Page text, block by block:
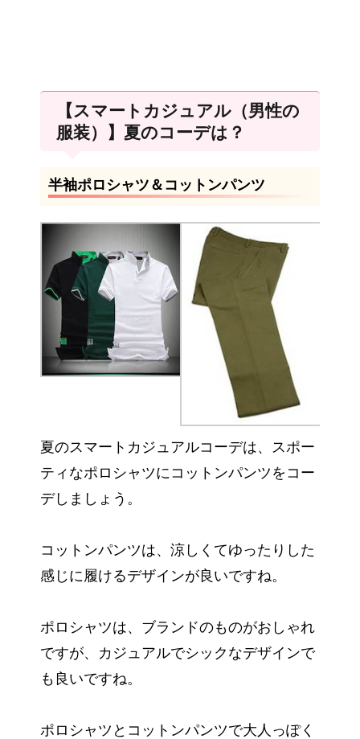
【スマートカジュアル（男性の
服装）】夏のコーデは？
半袖ポロシャツ＆コットンパンツ
夏のスマートカジュアルコーデは、スポー
ティなポロシャツにコットンパンツをコー
デしましょう。
コットンパンツは、涼しくてゆったりした
感じに履けるデザインが良いですね。
ポロシャツは、ブランドのものがおしゃれ
ですが、カジュアルでシックなデザインで
も良いですね。
ポロシャツとコットンパンツで大人っぽく